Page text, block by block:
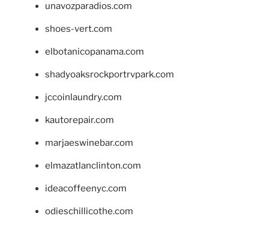
unavozparadios.com
shoes-vert.com
elbotanicopanama.com
shadyoaksrockportrvpark.com
jccoinlaundry.com
kautorepair.com
marjaeswinebar.com
elmazatlanclinton.com
ideacoffeenyc.com
odieschillicothe.com